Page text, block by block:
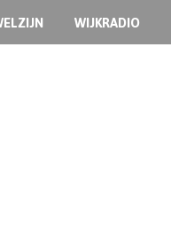
WIJKRADIO